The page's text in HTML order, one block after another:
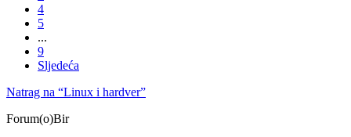
4
5
...
9
Sljedeća
Natrag na “Linux i hardver”
Forum(o)Bir